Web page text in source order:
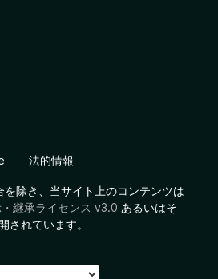
法的情報
を除き、当サイト上のコンテンツは
継承ライセンス v3.0 あるいはそ
されています。